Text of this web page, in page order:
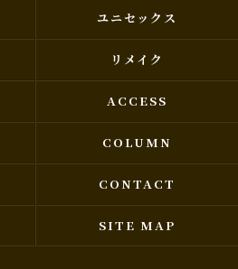
ユニセックス
リメイク
ACCESS
COLUMN
CONTACT
SITE MAP